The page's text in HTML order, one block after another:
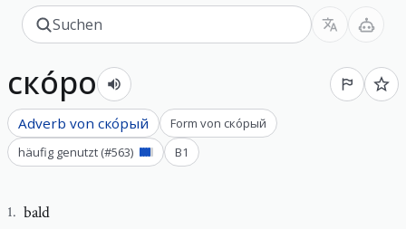
ско́ро
Adverb von ско́рый Form von ско́рый
häufig genutzt (#563) B1
1. bald